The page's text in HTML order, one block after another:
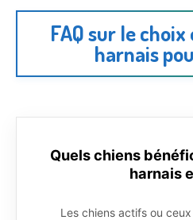
FAQ sur le choix
harnais
Quels chiens
harnais
Les chiens actifs ou